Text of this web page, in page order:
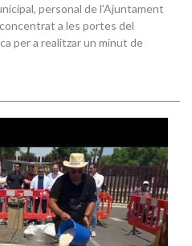
personal de l'Ajuntament
a les portes del
per a realitzar un minut de